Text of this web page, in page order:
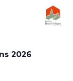
2026